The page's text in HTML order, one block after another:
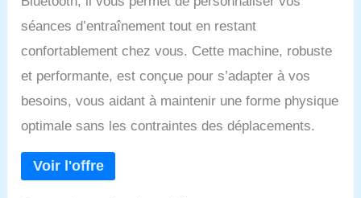
séances d’entraînement tout en restant
confortablement chez vous. Cette machine, robuste
et performante, est conçue pour s’adapter à vos
besoins, vous aidant à maintenir une forme physique
optimale sans les contraintes des déplacements.